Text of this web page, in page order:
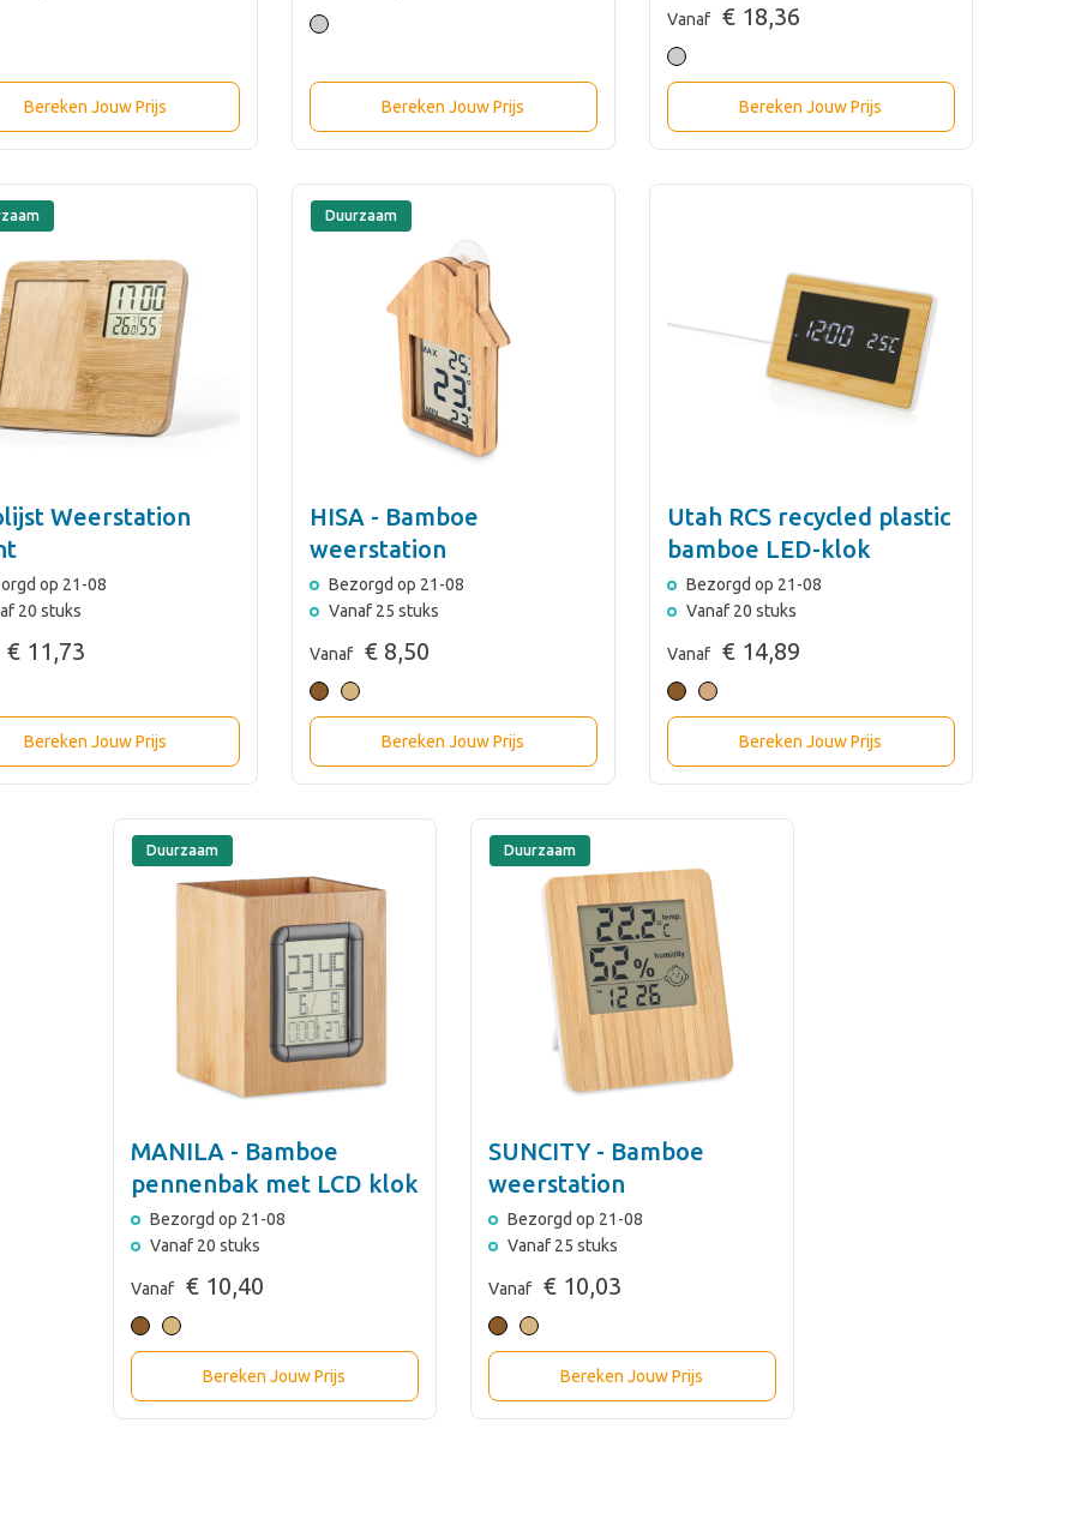
Bereken Jouw Prijs Bereken Jouw Prijs
Vanaf € 18,36
Bereken Jouw Prijs
Weerstation
op 21-08
20 stuks
€ 11,73
Bereken Jouw Prijs
Duurzaam
HISA - Bamboe
weerstation
Bezorgd op 21-08
Vanaf 25 stuks
Vanaf € 8,50
Bereken Jouw Prijs
Utah RCS recycled plastic
bamboe LED-klok
Bezorgd op 21-08
Vanaf 20 stuks
Vanaf € 14,89
Bereken Jouw Prijs
Duurzaam
MANILA - Bamboe
pennenbak met LCD klok
Bezorgd op 21-08
Vanaf 20 stuks
Vanaf € 10,40
Bereken Jouw Prijs
Duurzaam
SUNCITY - Bamboe
weerstation
Bezorgd op 21-08
Vanaf 25 stuks
Vanaf € 10,03
Bereken Jouw Prijs